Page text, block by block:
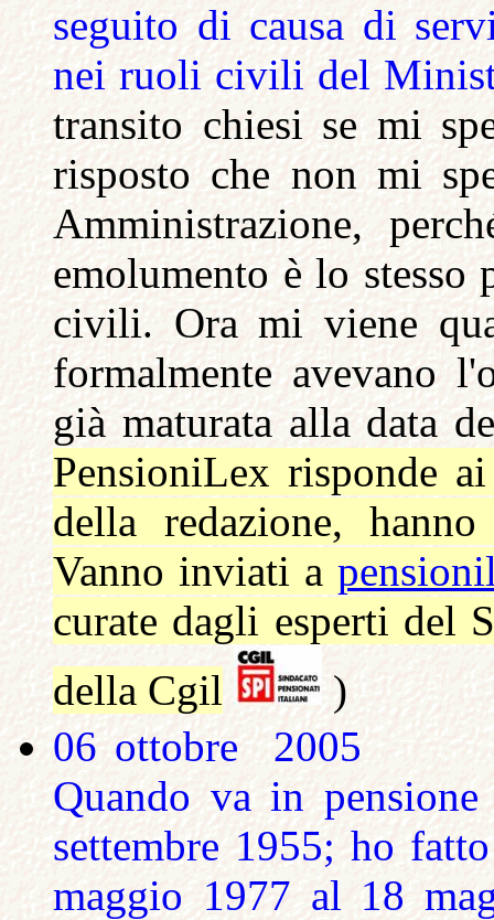
seguito di causa di
nei ruoli civili del
transito chiesi se mi
risposto che non mi
Amministrazione,
emolumento è lo
civili. Ora mi viene
formalmente avevano
già maturata alla data
PensioniLex risponde
della redazione,
Vanno inviati a
curate dagli esperti del
della Cgil
)
06 ottobre
Quando va in
settembre 1955; ho
maggio 1977 al 18